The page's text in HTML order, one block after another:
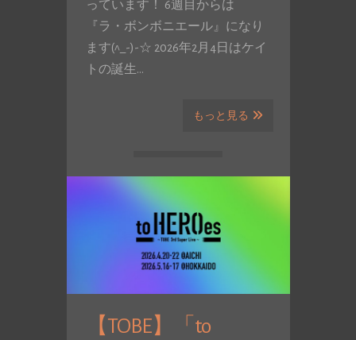
っています！ 6週目からは
『ラ・ボンボニエール』になり
ます(^_-)-☆ 2026年2月4日はケイ
トの誕生…
もっと見る
【TOBE】「to